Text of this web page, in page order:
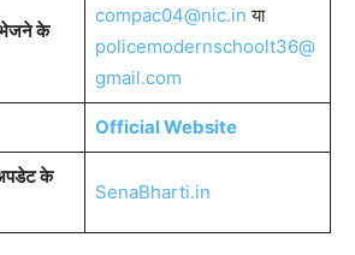
भेजने के
compac04@nic.in या
policemodernschoolt36@
gmail.com
Official Website
के
SenaBharti.in